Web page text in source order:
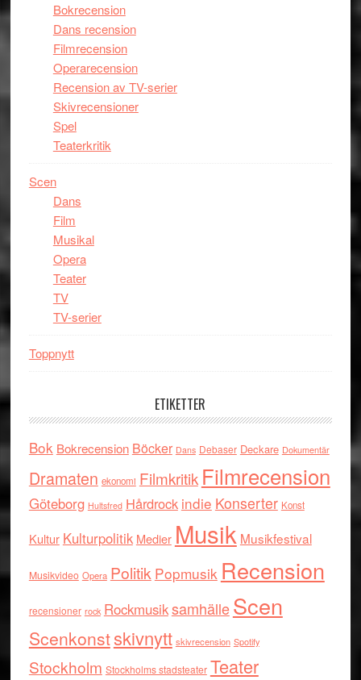
Bokrecension
Dans recension
Filmrecension
Operarecension
Recension av TV-serier
Skivrecensioner
Spel
Teaterkritik
Scen
Dans
Film
Musikal
Opera
Teater
TV
TV-serier
Toppnytt
ETIKETTER
Bok Bokrecension Böcker Dans Debaser Deckare Dokumentär
Dramaten ekonomi Filmkritik Filmrecension
Göteborg Hultsfred Hårdrock indie Konserter Konst
Kultur Kulturpolitik Medier Musik Musikfestival
Musikvideo Opera Politik Popmusik Recension
recensioner rock RockmusiksamhälleScen
Scenkonstskivnytt skivrecension Spotify
Stockholm Stockholms stadsteater Teater